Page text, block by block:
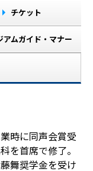
チケット
アムガイド・マナー
時に同声会賞受
を首席で修了。
舞奨学金を受け